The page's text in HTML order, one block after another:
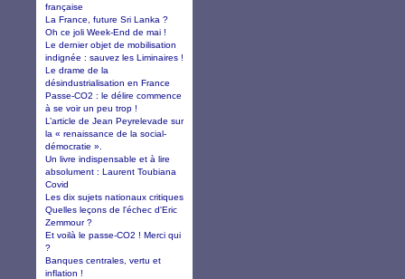
française
La France, future Sri Lanka ?
Oh ce joli Week-End de mai !
Le dernier objet de mobilisation
indignée : sauvez les Liminaires !
Le drame de la
désindustrialisation en France
Passe-CO2 : le délire commence
à se voir un peu trop !
L’article de Jean Peyrelevade sur
la « renaissance de la social-
démocratie ».
Un livre indispensable et à lire
absolument : Laurent Toubiana
Covid
Les dix sujets nationaux critiques
Quelles leçons de l'échec d'Eric
Zemmour ?
Et voilà le passe-CO2 ! Merci qui
?
Banques centrales, vertu et
inflation !